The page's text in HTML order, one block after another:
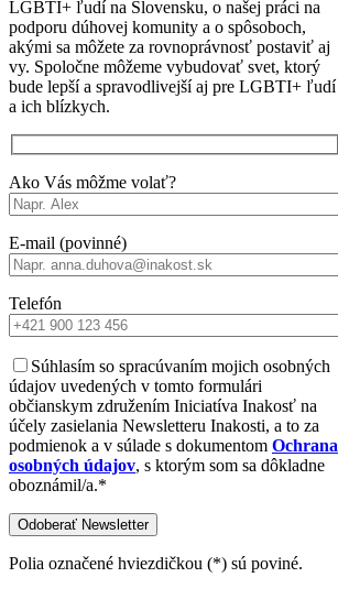
LGBTI+ ľudí na Slovensku, o našej práci na
podporu dúhovej komunity a o spôsoboch,
akými sa môžete za rovnoprávnosť postaviť aj
vy. Spoločne môžeme vybudovať svet, ktorý
bude lepší a spravodlivejší aj pre LGBTI+ ľudí
a ich blízkych.
Ako Vás môžme volať?
E-mail (povinné)
Telefón
Súhlasím so spracúvaním mojich osobných
údajov uvedených v tomto formulári
občianskym združením Iniciatíva Inakosť na
účely zasielania Newsletteru Inakosti, a to za
podmienok a v súlade s dokumentom Ochrana
osobných údajov, s ktorým som sa dôkladne
oboznámil/a.*
Polia označené hviezdičkou (*) sú poviné.